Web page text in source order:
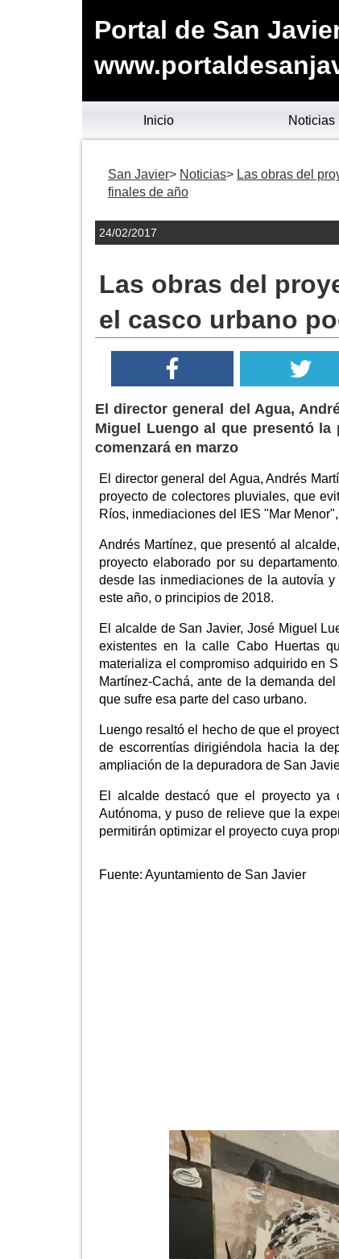
Portal de San
Inicio Noticias
San Javier Noticias
Las obras del
finales de año
24/02/2017
Las obras del
el casco urbano
El director general del Agua,
Miguel Luengo al que presentó
comenzará en marzo
El director general del Agua, Andrés
proyecto de colectores pluviales, que
Ríos, inmediaciones del IES "Mar
Andrés Martínez, que presentó al
proyecto elaborado por su
desde las inmediaciones de la autovía
este año, o principios de 2018.
El alcalde de San Javier, José Miguel
existentes en la calle Cabo Huertas
materializa el compromiso adquirido en
Martínez-Cachá, ante de la demanda
que sufre esa parte del caso urbano.
Luengo resaltó el hecho de que el
de escorrentías dirigiéndola hacia la
ampliación de la depuradora de San
El alcalde destacó que el proyecto ya
Autónoma, y puso de relieve que la
permitirán optimizar el proyecto cuya
Fuente: Ayuntamiento de San Javier